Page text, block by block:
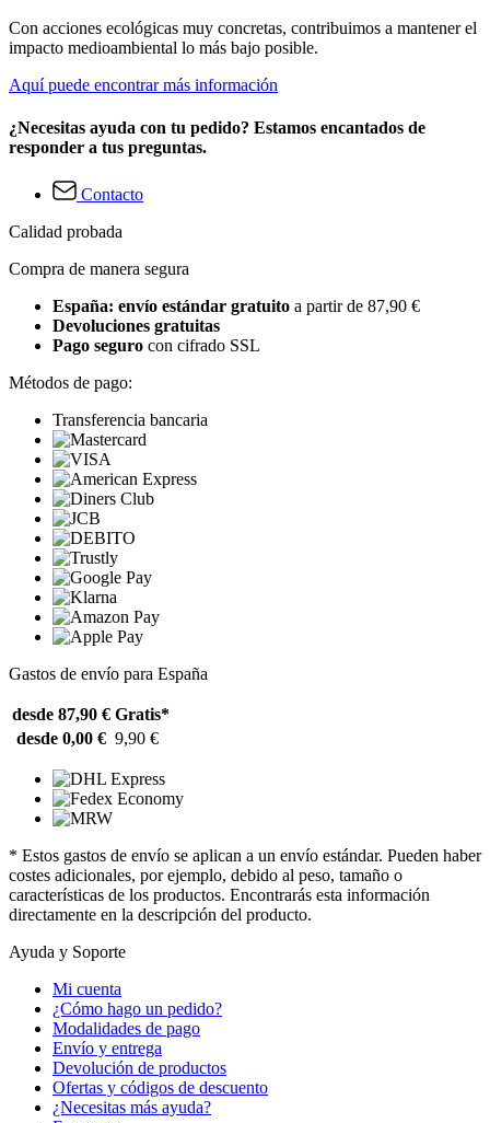
Con acciones ecológicas muy concretas, contribuimos a mantener el
impacto medioambiental lo más bajo posible.
Aquí puede encontrar más información
¿Necesitas ayuda con tu pedido? Estamos encantados de
responder a tus preguntas.
Contacto
Calidad probada
Compra de manera segura
España: envío estándar gratuito a partir de 87,90 €
Devoluciones gratuitas
Pago seguro con cifrado SSL
Métodos de pago:
Transferencia bancaria
Gastos de envío para España
desde 87,90 € Gratis*
desde 0,00 € 9,90 €
* Estos gastos de envío se aplican a un envío estándar. Pueden haber
costes adicionales, por ejemplo, debido al peso, tamaño o
características de los productos. Encontrarás esta información
directamente en la descripción del producto.
Ayuda y Soporte
Mi cuenta
¿Cómo hago un pedido?
Modalidades de pago
Envío y entrega
Devolución de productos
Ofertas y códigos de descuento
¿Necesitas más ayuda?